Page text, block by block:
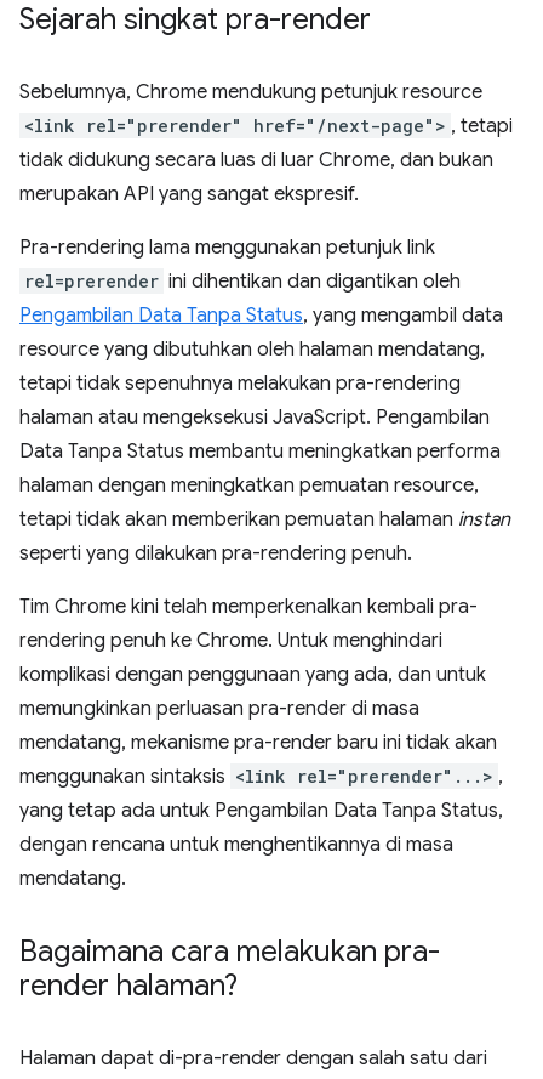
Sejarah singkat pra-render
Sebelumnya, Chrome mendukung petunjuk resource
<link rel="prerender" href="/next-page"> , tetapi
tidak didukung secara luas di luar Chrome, dan bukan
merupakan API yang sangat ekspresif.
Pra-rendering lama menggunakan petunjuk link
rel=prerender ini dihentikan dan digantikan oleh
Pengambilan Data Tanpa Status, yang mengambil data
resource yang dibutuhkan oleh halaman mendatang,
tetapi tidak sepenuhnya melakukan pra-rendering
halaman atau mengeksekusi JavaScript. Pengambilan
Data Tanpa Status membantu meningkatkan performa
halaman dengan meningkatkan pemuatan resource,
tetapi tidak akan memberikan pemuatan halaman instan
seperti yang dilakukan pra-rendering penuh.
Tim Chrome kini telah memperkenalkan kembali pra-
rendering penuh ke Chrome. Untuk menghindari
komplikasi dengan penggunaan yang ada, dan untuk
memungkinkan perluasan pra-render di masa
mendatang, mekanisme pra-render baru ini tidak akan
menggunakan sintaksis <link rel="prerender"...> ,
yang tetap ada untuk Pengambilan Data Tanpa Status,
dengan rencana untuk menghentikannya di masa
mendatang.
Bagaimana cara melakukan pra-
render halaman?
Halaman dapat di-pra-render dengan salah satu dari